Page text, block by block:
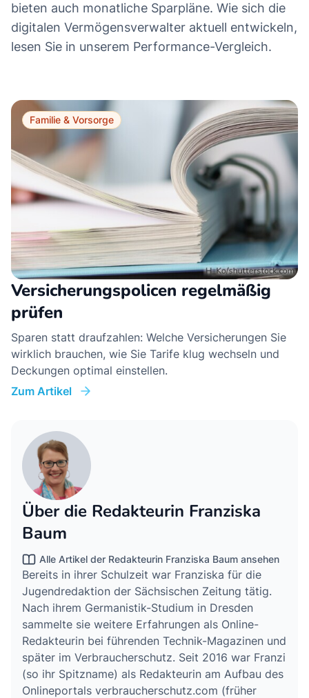
bieten auch monatliche Sparpläne. Wie sich die
digitalen Vermögensverwalter aktuell entwickeln,
lesen Sie in unserem Performance-Vergleich.
Familie & Vorsorge
Versicherungspolicen regelmäßig
prüfen
Sparen statt draufzahlen: Welche Versicherungen Sie
wirklich brauchen, wie Sie Tarife klug wechseln und
Deckungen optimal einstellen.
Zum Artikel
Über die Redakteurin Franziska
Baum
Alle Artikel der Redakteurin Franziska Baum ansehen
Bereits in ihrer Schulzeit war Franziska für die
Jugendredaktion der Sächsischen Zeitung tätig.
Nach ihrem Germanistik-Studium in Dresden
sammelte sie weitere Erfahrungen als Online-
Redakteurin bei führenden Technik-Magazinen und
später im Verbraucherschutz. Seit 2016 war Franzi
(so ihr Spitzname) als Redakteurin am Aufbau des
Onlineportals verbraucherschutz.com (früher